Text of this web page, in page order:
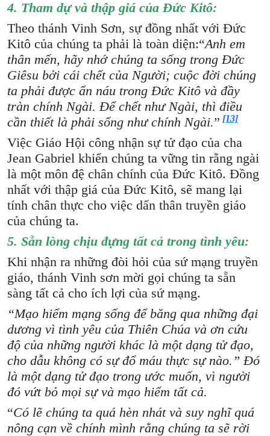
4. Tham dự và thập giá của Đức Kitô:
Theo thánh Vinh Sơn, sự đồng nhất với Đức
Kitô của chúng ta phải là toàn diện:“Anh em
thân mến, hãy nhớ chúng ta sống trong Đức
Giêsu bởi cái chết của Người; cuộc đời chúng
ta phải được ẩn náu trong Đức Kitô và đầy
tràn chính Ngài. Để chết như Ngài, thì điều
cần thiết là phải sống như chính Ngài.” [13]
Việc Giáo Hội công nhận sự tử đạo của cha
Jean Gabriel khiến chúng ta vững tin rằng ngài
là một môn đệ chân chính của Đức Kitô. Đồng
nhất với thập giá của Đức Kitô, sẽ mang lại
tính chân thực cho việc dấn thân truyền giáo
của chúng ta.
5. Sẵn lòng chịu đựng tất cả trong tình yêu:
Khi nhận ra những đòi hỏi của sứ mạng truyền
giáo, thánh Vinh sơn mời gọi chúng ta sẵn
sàng tất cả cho ích lợi của sứ mạng.
“Mạo hiểm mạng sống để băng qua những đại
dương vì tình yêu của Thiên Chúa và ơn cứu
độ của những người khác là một dạng tử đạo,
cho dẫu không có sự đổ máu thực sựnào.” Đó
là một dạng tử đạo trong ước muốn, vì người
đó vứt bỏ mọi sự và mạo hiểm tất cả.
“Có lẽ chúng ta quá hèn nhát và suy nghĩ quá
nông cạn về chính mình rằng chúng ta sẽ rời